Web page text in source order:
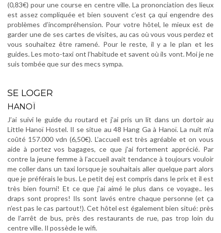
(0,83€) pour une course en centre ville. La prononciation des lieux
est assez compliquée et bien souvent c’est ça qui engendre des
problèmes d’incompréhension. Pour votre hôtel, le mieux est de
garder une de ses cartes de visites, au cas où vous vous perdez et
vous souhaitez être ramené. Pour le reste, il y a le plan et les
guides. Les moto-taxi ont l’habitude et savent où ils vont. Moi je ne
suis tombée que sur des mecs sympa.
SE LOGER
HANOÏ
J’ai suivi le guide du routard et j’ai pris un lit dans un dortoir au
Little Hanoï Hostel. Il se situe au 48 Hang Ga à Hanoï. La nuit m’a
coûté 157.000 vdn (6,50€). L’accueil est très agréable et on vous
aide à portez vos bagages, ce que j’ai fortement apprécié. Par
contre la jeune femme à l’accueil avait tendance à toujours vouloir
me coller dans un taxi lorsque je souhaitais aller quelque part alors
que je préférais le bus. Le petit dej est compris dans le prix et il est
très bien fourni! Et ce que j’ai aimé le plus dans ce voyage.. les
draps sont propres! Ils sont lavés entre chaque personne (et ça
n’est pas le cas partout!). Cet hôtel est également bien situé: près
de l’arrêt de bus, près des restaurants de rue, pas trop loin du
centre ville. Il possède le wifi.